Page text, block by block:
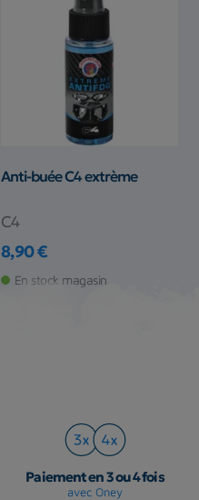
Anti-buée C4 extrème
C4
Prix
8,90 €
En stock magasin
Paiement en 3 ou 4 fois
avec Oney